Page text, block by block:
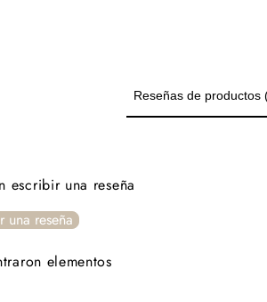
Reseñas de productos
escribir una reseña
una reseña
elementos